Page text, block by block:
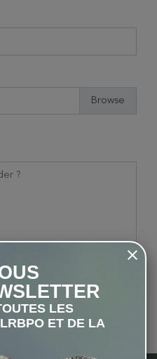
LES
ET DE LA